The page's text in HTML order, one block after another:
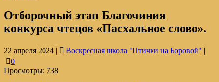
Отборочный этап Благочиния
конкурса чтецов «Пасхальное слово».
22 апреля 2024 | Воскресная школа "Птички на Боровой" |
0
Просмотры: 738